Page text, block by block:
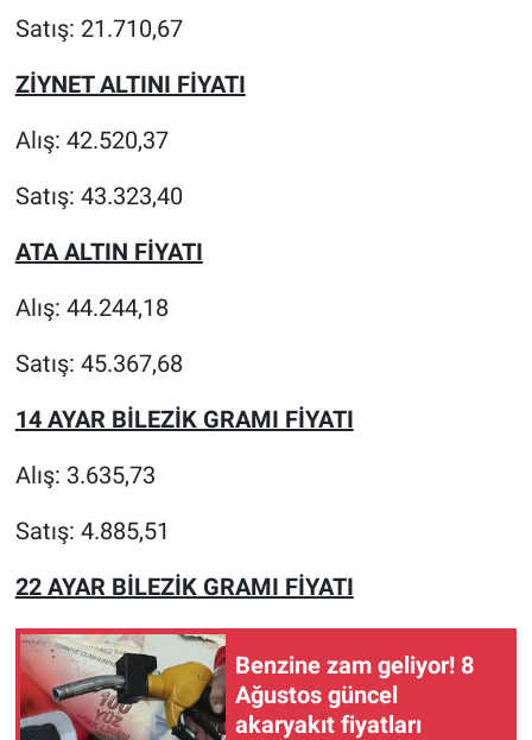
Satış: 21.710,67
ZİYNET ALTINI FİYATI
Alış: 42.520,37
Satış: 43.323,40
ATA ALTIN FİYATI
Alış: 44.244,18
Satış: 45.367,68
14 AYAR BİLEZİK GRAMI FİYATI
Alış: 3.635,73
Satış: 4.885,51
22 AYAR BİLEZİK GRAMI FİYATI
Benzine zam geliyor! 8
Ağustos güncel
akaryakıt fiyatları